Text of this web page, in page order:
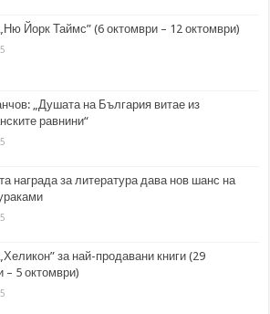
Йорк Таймс” (6 октомври – 12 октомври)
„Душата на България витае из
равнини“
награда за литература дава нов шанс на
за най-продавани книги (29
– 5 октомври)